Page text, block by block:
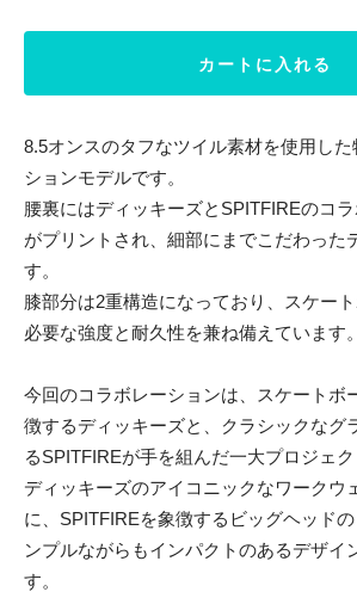
カートに入れる
8.5オンスのタフなツイル素材を使用し
ションモデルです。
腰裏にはディッキーズとSPITFIREのコ
がプリントされ、細部にまでこだわった
す。
膝部分は2重構造になっており、スケー
必要な強度と耐久性を兼ね備えています。
今回のコラボレーションは、スケートボ
徴するディッキーズと、クラシックなグ
るSPITFIREが手を組んだ一大プロジェク
ディッキーズのアイコニックなワークウ
に、SPITFIREを象徴するビッグヘッド
ンプルながらもインパクトのあるデザイ
す。